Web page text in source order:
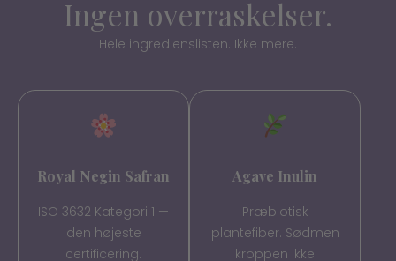
Ingen overraskelser.
Hele ingredienslisten. Ikke mere.
Royal Negin Safran
ISO 3632 Kategori 1 —
den højeste
certificering.
Agave Inulin
Præbiotisk
plantefiber. Sødmen
kroppen ikke